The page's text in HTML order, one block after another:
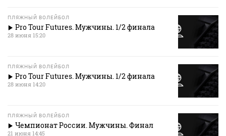
ПЛЯЖНЫЙ ВОЛЕЙБОЛ
Pro Tour Futures. Мужчины. 1/2 финала
28 июня 15:20
ПЛЯЖНЫЙ ВОЛЕЙБОЛ
Pro Tour Futures. Мужчины. 1/2 финала
28 июня 14:20
ПЛЯЖНЫЙ ВОЛЕЙБОЛ
Чемпионат России. Мужчины. Финал
21 июня 14:45